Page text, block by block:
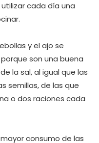
cada día una
y el ajo se
son una buena
la sal, al igual que las
semillas, de las que
o dos raciones cada
consumo de las